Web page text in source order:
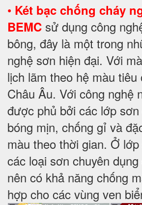
• Két bạc chống cháy
BEMC sử dụng công
bông, đây là một trong
nghệ sơn hiện đại. Với
lịch lãm theo hệ màu tiêu
Châu Âu. Với công nghệ
được phủ bởi các lớp
bóng mịn, chống gỉ và
màu theo thời gian. Ở
các loại sơn chuyên
nên có khả năng chống
hợp cho các vùng ven